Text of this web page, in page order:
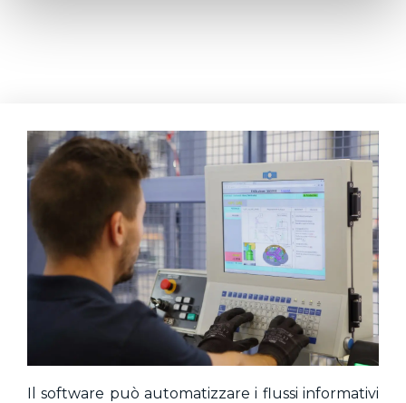
Il software può automatizzare i flussi informativi